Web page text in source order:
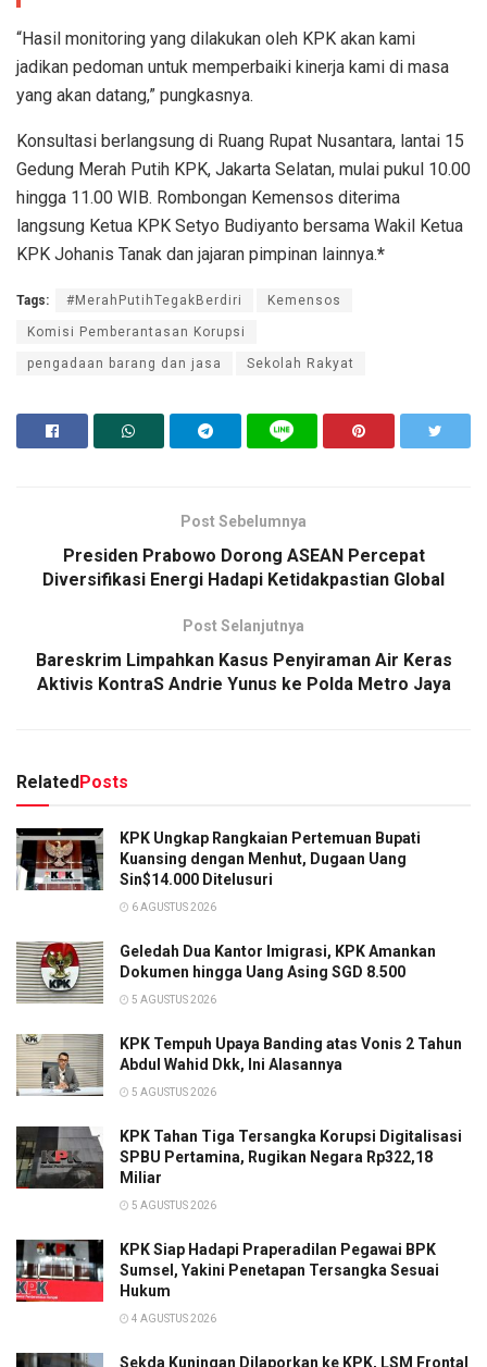
“Hasil monitoring yang dilakukan oleh KPK akan kami
jadikan pedoman untuk memperbaiki kinerja kami di masa
yang akan datang,” pungkasnya.
Konsultasi berlangsung di Ruang Rupat Nusantara, lantai 15
Gedung Merah Putih KPK, Jakarta Selatan, mulai pukul 10.00
hingga 11.00 WIB. Rombongan Kemensos diterima
langsung Ketua KPK Setyo Budiyanto bersama Wakil Ketua
KPK Johanis Tanak dan jajaran pimpinan lainnya.*
Tags: #MerahPutihTegakBerdiri Kemensos
Komisi Pemberantasan Korupsi
pengadaan barang dan jasa Sekolah Rakyat
Post Sebelumnya
Presiden Prabowo Dorong ASEAN Percepat
Diversifikasi Energi Hadapi Ketidakpastian Global
Post Selanjutnya
Bareskrim Limpahkan Kasus Penyiraman Air Keras
Aktivis KontraS Andrie Yunus ke Polda Metro Jaya
RelatedPosts
KPK Ungkap Rangkaian Pertemuan Bupati
Kuansing dengan Menhut, Dugaan Uang
Sin$14.000 Ditelusuri
6 AGUSTUS 2026
Geledah Dua Kantor Imigrasi, KPK Amankan
Dokumen hingga Uang Asing SGD 8.500
5 AGUSTUS 2026
KPK Tempuh Upaya Banding atas Vonis 2 Tahun
Abdul Wahid Dkk, Ini Alasannya
5 AGUSTUS 2026
KPK Tahan Tiga Tersangka Korupsi Digitalisasi
SPBU Pertamina, Rugikan Negara Rp322,18
Miliar
5 AGUSTUS 2026
KPK Siap Hadapi Praperadilan Pegawai BPK
Sumsel, Yakini Penetapan Tersangka Sesuai
Hukum
4 AGUSTUS 2026
Sekda Kuningan Dilaporkan ke KPK, LSM Frontal